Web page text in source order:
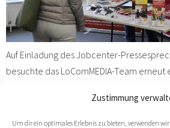
Zustimmung
Um dir ein optimales Erlebnis zu bieten, verwenden
Auf Einladung des Jobcenter-
besuchte das LoComMEDIA-Team
innen des Jobcenters hatten die
beruflichen Weiterbildung ins Gespräch